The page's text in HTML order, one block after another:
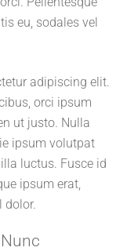
eu, sodales vel
adipiscing elit.
orci ipsum
ut justo. Nulla
ipsum volutpat
luctus. Fusce id
ipsum erat,
dolor.